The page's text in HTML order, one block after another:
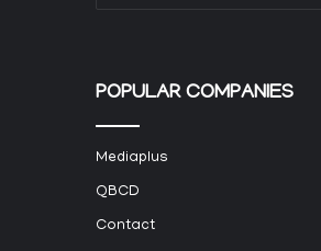
POPULAR COMPANIES
Mediaplus
QBCD
Contact